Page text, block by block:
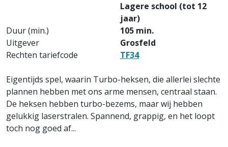
Lagere school (tot 12
jaar)
Duur (min.)
105 min.
Uitgever
Grosfeld
Rechten tariefcode
TF34
Eigentijds spel, waarin Turbo-heksen, die allerlei slechte
plannen hebben met ons arme mensen, centraal staan.
De heksen hebben turbo-bezems, maar wij hebben
gelukkig laserstralen. Spannend, grappig, en het loopt
toch nog goed af...